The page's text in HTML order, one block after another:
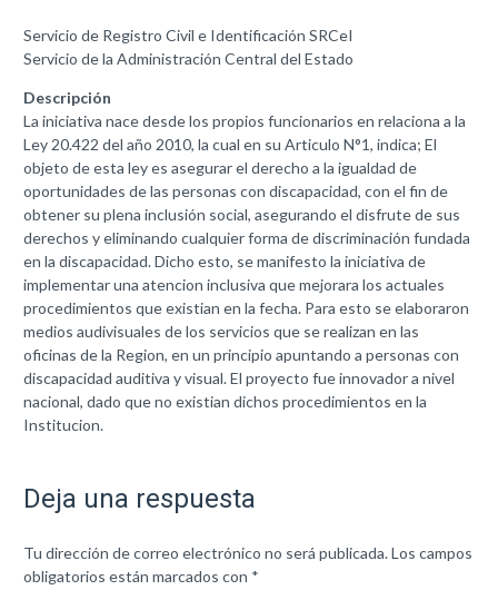
Servicio de Registro Civil e Identificación SRCeI
Servicio de la Administración Central del Estado
Descripción
La iniciativa nace desde los propios funcionarios en relaciona a la
Ley 20.422 del año 2010, la cual en su Articulo N°1, indica; El
objeto de esta ley es asegurar el derecho a la igualdad de
oportunidades de las personas con discapacidad, con el fin de
obtener su plena inclusión social, asegurando el disfrute de sus
derechos y eliminando cualquier forma de discriminación fundada
en la discapacidad. Dicho esto, se manifesto la iniciativa de
implementar una atencion inclusiva que mejorara los actuales
procedimientos que existian en la fecha. Para esto se elaboraron
medios audivisuales de los servicios que se realizan en las
oficinas de la Region, en un principio apuntando a personas con
discapacidad auditiva y visual. El proyecto fue innovador a nivel
nacional, dado que no existian dichos procedimientos en la
Institucion.
Deja una respuesta
Tu dirección de correo electrónico no será publicada.Los campos
obligatorios están marcados con *